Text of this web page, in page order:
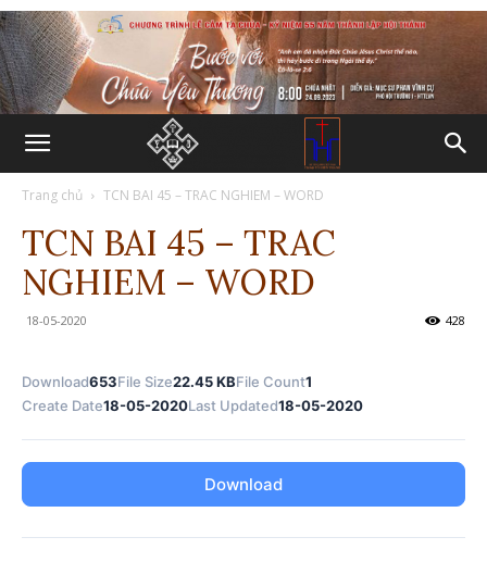
Trang chủ TCN BAI 45 – TRAC NGHIEM – WORD
TCN BAI 45 – TRAC
NGHIEM – WORD
18-05-2020 428
Download653File Size22.45 KBFile Count1
Create Date18-05-2020Last Updated18-05-2020
Download